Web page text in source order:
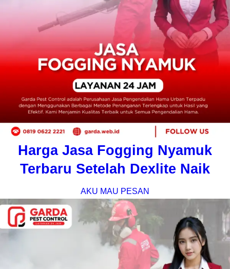
Harga Jasa Fogging Nyamuk
Terbaru Setelah Dexlite Naik
AKU MAU PESAN